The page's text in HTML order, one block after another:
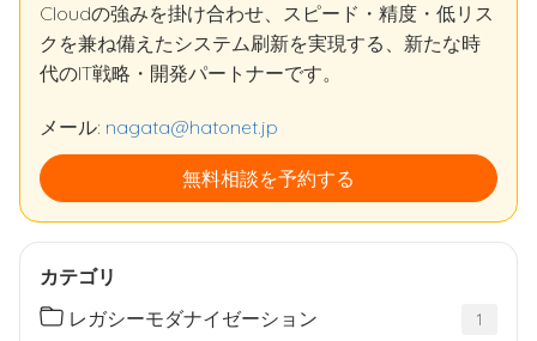
Cloudの強みを掛け合わせ、スピード・精度・低リス
クを兼ね備えたシステム刷新を実現する、新たな時
代のIT戦略・開発パートナーです。
メール: nagata@hatonet.jp
無料相談を予約する
カテゴリ
レガシーモダナイゼーション
1